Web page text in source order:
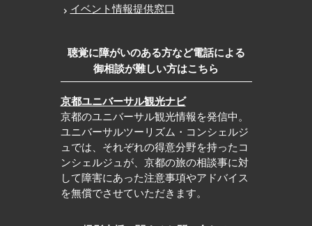
イベント情報提供窓口
聴覚に障がいのある方など電話による
御相談が難しい方はこちら
京都ユニバーサル観光ナビ
京都のユニバーサル観光情報を発信中。
ユニバーサルツーリズム・コンシェルジ
ュでは、それぞれの得意分野を持ったコ
ンシェルジュが、京都の旅の相談事に対
して障害にあった注意事項やアドバイス
を無償でさせていただきます。